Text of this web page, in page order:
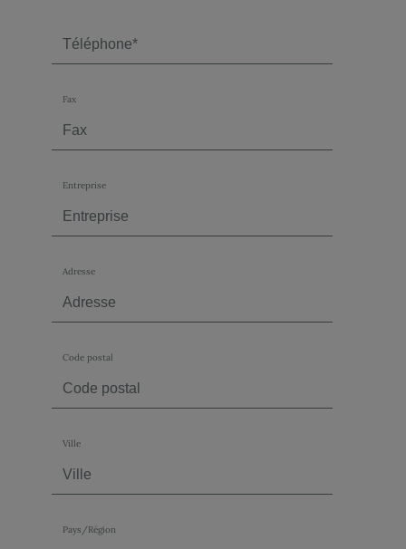
Fax
Entreprise
Adresse
Code postal
Ville
Pays/Région